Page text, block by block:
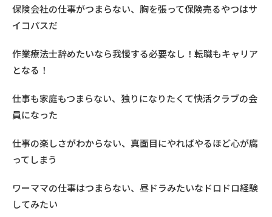
保険会社の仕事がつまらない、胸を張って保険売るやつはサ
イコパスだ
作業療法士辞めたいなら我慢する必要なし！転職もキャリア
となる！
仕事も家庭もつまらない、独りになりたくて快活クラブの会
員になった
仕事の楽しさがわからない、真面目にやればやるほど心が腐
ってしまう
ワーママの仕事はつまらない、昼ドラみたいなドロドロ経験
してみたい